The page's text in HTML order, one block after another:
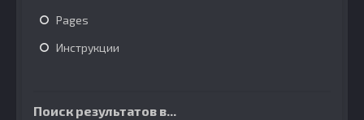
Pages
Инструкции
Поиск результатов в...